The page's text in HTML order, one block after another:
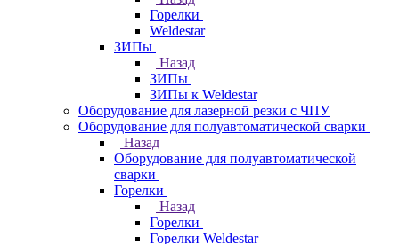
Горелки
Weldestar
ЗИПы
Назад
ЗИПы
ЗИПы к Weldestar
Оборудование для лазерной резки с ЧПУ
Оборудование для полуавтоматической сварки
Назад
Оборудование для полуавтоматической
сварки
Горелки
Назад
Горелки
Горелки Weldestar